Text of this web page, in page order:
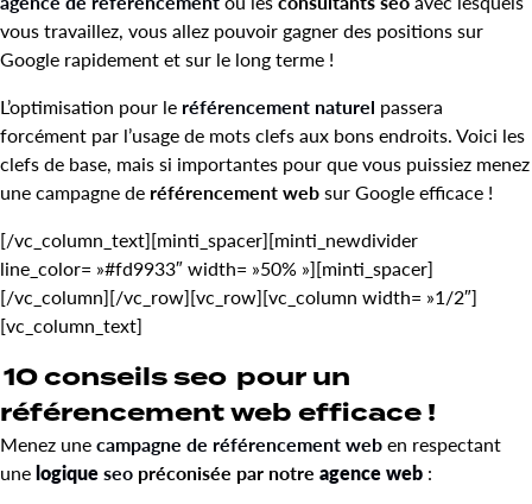
vous travaillez, vous allez pouvoir gagner des positions sur
Google rapidement et sur le long terme !
L’optimisation pour le référencement naturel passera
forcément par l’usage de mots clefs aux bons endroits. Voici les
clefs de base, mais si importantes pour que vous puissiez menez
une campagne de référencement websur Google efficace !
[/vc_column_text][minti_spacer][minti_newdivider
line_color= »#fd9933″ width= »50% »][minti_spacer]
[/vc_column][/vc_row][vc_row][vc_column width= »1/2″]
[vc_column_text]
10 conseils seo pour un
référencement web efficace !
Menez unecampagne de référencement weben respectant
unelogiqueseo préconisée par notre agence web :